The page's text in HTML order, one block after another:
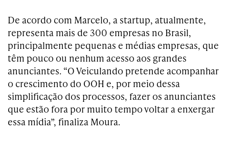
De acordo com Marcelo, a startup, atualmente,
representa mais de 300 empresas no Brasil,
principalmente pequenas e médias empresas, que
têm pouco ou nenhum acesso aos grandes
anunciantes. “O Veiculando pretende acompanhar
o crescimento do OOH e, por meio dessa
simplificação dos processos, fazer os anunciantes
que estão fora por muito tempo voltar a enxergar
essa mídia”, finaliza Moura.